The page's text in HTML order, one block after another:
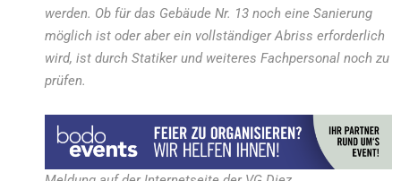
werden. Ob für das Gebäude Nr. 13 noch eine Sanierung
möglich ist oder aber ein vollständiger Abriss erforderlich
wird, ist durch Statiker und weiteres Fachpersonal noch zu
prüfen.